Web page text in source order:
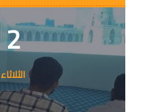
الثلاثاء
2